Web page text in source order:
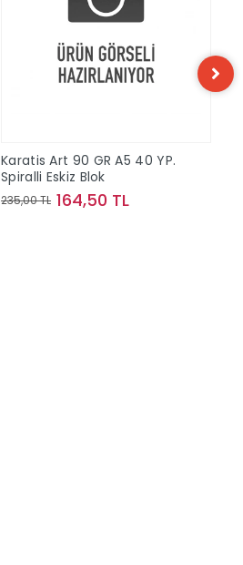
Karatis Art 90 GR A5 40 YP.
Spiralli Eskiz Blok
235,00 TL 164,50 TL